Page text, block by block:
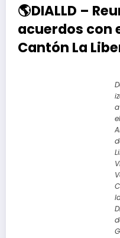
🌎DIALLD –
acuerdos con
Cantón La